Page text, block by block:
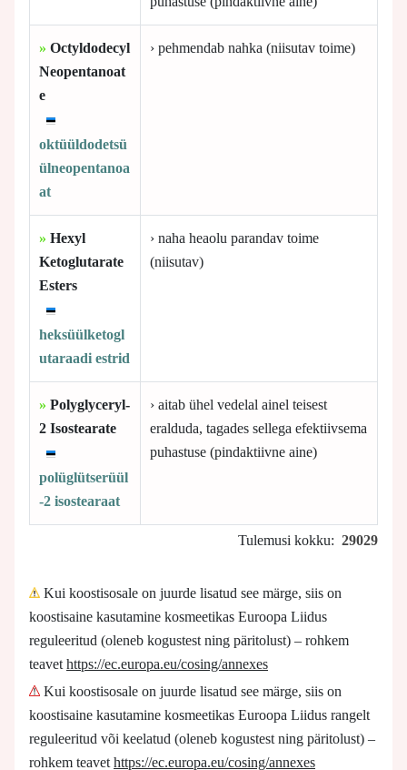
» Octyldodecyl
Neopentanoat
e
oktüüldodetsü
ülneopentanoa
at
› pehmendab nahka (niisutav toime)
» Hexyl
Ketoglutarate
Esters
heksüülketogl
utaraadi estrid
› naha heaolu parandav toime
(niisutav)
» Polyglyceryl-
2 Isostearate
polüglütserüül
-2 isostearaat
› aitab ühel vedelal ainel teisest
eralduda, tagades sellega efektiivsema
puhastuse (pindaktiivne aine)
Tulemusi kokku: 29029
Kui koostisosale on juurde lisatud see märge, siis on
koostisaine kasutamine kosmeetikas Euroopa Liidus
reguleeritud (oleneb kogustest ning päritolust) – rohkem
teavet https://ec.europa.eu/cosing/annexes
Kui koostisosale on juurde lisatud see märge, siis on
koostisaine kasutamine kosmeetikas Euroopa Liidus rangelt
reguleeritud või keelatud (oleneb kogustest ning päritolust) –
rohkem teavet https://ec.europa.eu/cosing/annexes